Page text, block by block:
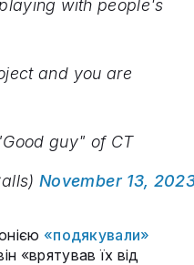
with people's
and you are
guy" of CT
November 13,
«подякували»
«врятував їх від